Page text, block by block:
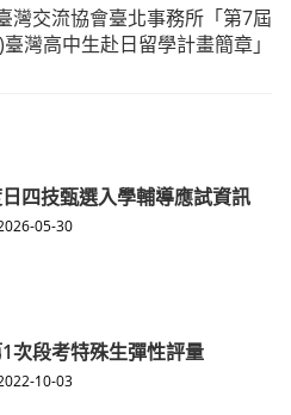
灣交流協會臺北事務所「第7屆
灣高中生赴日留學計畫簡章」
四技甄選入學輔導應試資訊
05-30
次段考特殊生彈性評量
10-03